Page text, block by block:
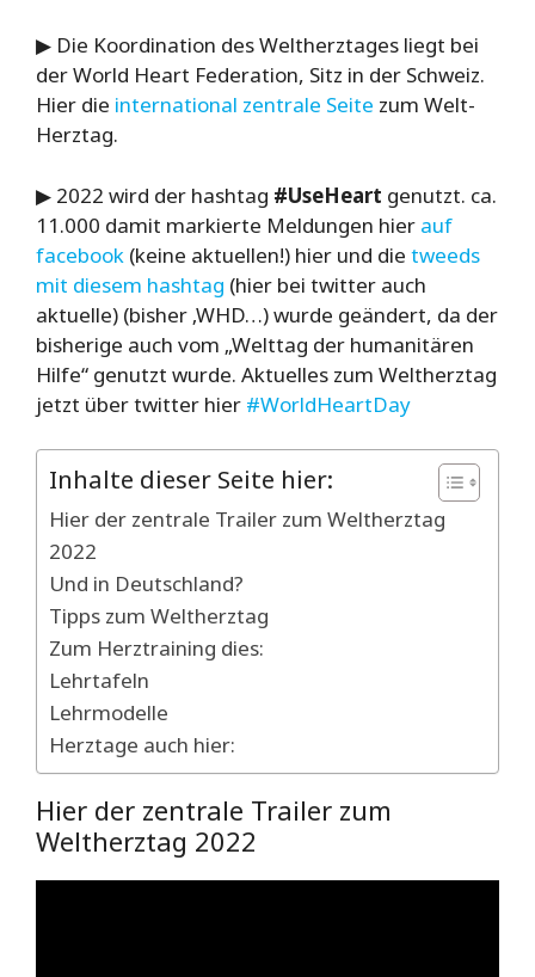
▶ Die Koordination des Weltherztages liegt bei
der World Heart Federation, Sitz in der Schweiz.
Hier die international zentrale Seite zum Welt-
Herztag.
▶ 2022 wird der hashtag #UseHeart genutzt. ca.
11.000 damit markierte Meldungen hier auf
facebook (keine aktuellen!) hier und die tweeds
mit diesem hashtag (hier bei twitter auch
aktuelle) (bisher ‚WHD…) wurde geändert, da der
bisherige auch vom „Welttag der humanitären
Hilfe“ genutzt wurde. Aktuelles zum Weltherztag
jetzt über twitter hier #WorldHeartDay
Inhalte dieser Seite hier:
Hier der zentrale Trailer zum Weltherztag
2022
Und in Deutschland?
Tipps zum Weltherztag
Zum Herztraining dies:
Lehrtafeln
Lehrmodelle
Herztage auch hier:
Hier der zentrale Trailer zum
Weltherztag 2022